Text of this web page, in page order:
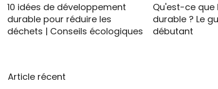
10 idées de développement
durable pour réduire les
déchets | Conseils écologiques
Qu'est-ce que
durable ? Le
débutant
Article récent